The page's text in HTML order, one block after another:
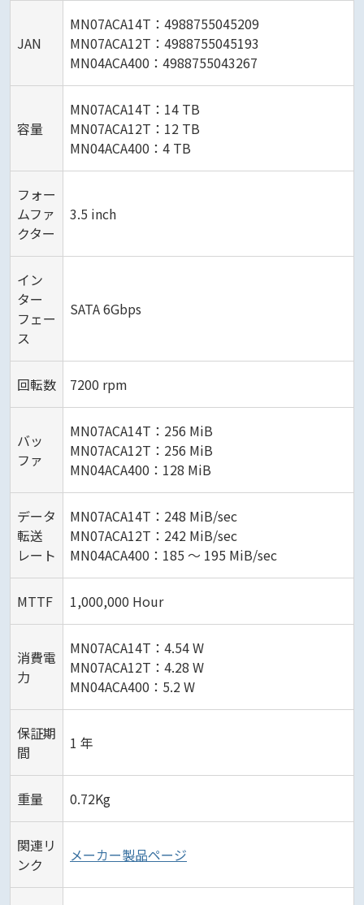
JAN
MN07ACA14T：4988755045209
MN07ACA12T：4988755045193
MN04ACA400：4988755043267
容量
MN07ACA14T：14 TB
MN07ACA12T：12 TB
MN04ACA400：4 TB
フォー
ムファ
クター
3.5 inch
イン
ター
フェー
ス
SATA 6Gbps
回転数 7200 rpm
バッ
ファ
MN07ACA14T：256 MiB
MN07ACA12T：256 MiB
MN04ACA400：128 MiB
データ
転送
レート
MN07ACA14T：248 MiB/sec
MN07ACA12T：242 MiB/sec
MN04ACA400：185 ～ 195 MiB/sec
MTTF 1,000,000 Hour
消費電
力
MN07ACA14T：4.54 W
MN07ACA12T：4.28 W
MN04ACA400：5.2 W
保証期
間
1 年
重量 0.72Kg
関連リ
ンク
メーカー製品ページ